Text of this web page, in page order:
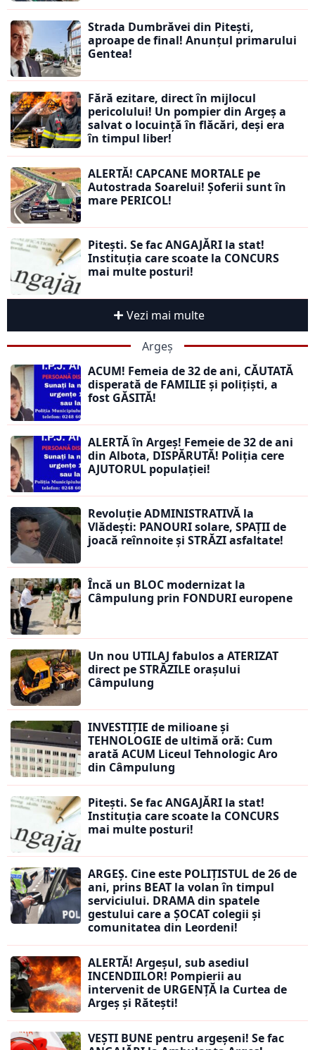
Strada Dumbrăvei din Pitești,
aproape de final! Anunțul primarului
Gentea!
Fără ezitare, direct în mijlocul
pericolului! Un pompier din Argeș a
salvat o locuință în flăcări, deși era
în timpul liber!
ALERTĂ! CAPCANE MORTALE pe
Autostrada Soarelui! Șoferii sunt în
mare PERICOL!
Pitești. Se fac ANGAJĂRI la stat!
Instituția care scoate la CONCURS
mai multe posturi!
Vezi mai multe
Argeș
ACUM! Femeia de 32 de ani, CĂUTATĂ
disperată de FAMILIE și polițiști, a
fost GĂSITĂ!
ALERTĂ în Argeș! Femeie de 32 de ani
din Albota, DISPĂRUTĂ! Poliția cere
AJUTORUL populației!
Revoluție ADMINISTRATIVĂ la
Vlădești: PANOURI solare, SPAȚII de
joacă reînnoite și STRĂZI asfaltate!
Încă un BLOC modernizat la
Câmpulung prin FONDURI europene
Un nou UTILAJ fabulos a ATERIZAT
direct pe STRĂZILE orașului
Câmpulung
INVESTIȚIE de milioane și
TEHNOLOGIE de ultimă oră: Cum
arată ACUM Liceul Tehnologic Aro
din Câmpulung
Pitești. Se fac ANGAJĂRI la stat!
Instituția care scoate la CONCURS
mai multe posturi!
ARGEȘ. Cine este POLIȚISTUL de 26 de
ani, prins BEAT la volan în timpul
serviciului. DRAMA din spatele
gestului care a ȘOCAT colegii și
comunitatea din Leordeni!
ALERTĂ! Argeșul, sub asediul
INCENDIILOR! Pompierii au
intervenit de URGENȚĂ la Curtea de
Argeș și Rătești!
VEȘTI BUNE pentru argeșeni! Se fac